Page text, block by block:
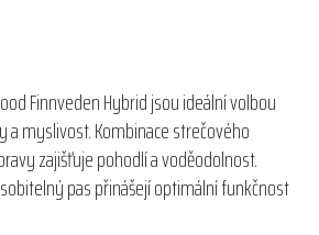
Finnveden Hybrid jsou ideální volbou
myslivost. Kombinace strečového
zajišťuje pohodlí a voděodolnost.
pas přinášejí optimální funkčnost